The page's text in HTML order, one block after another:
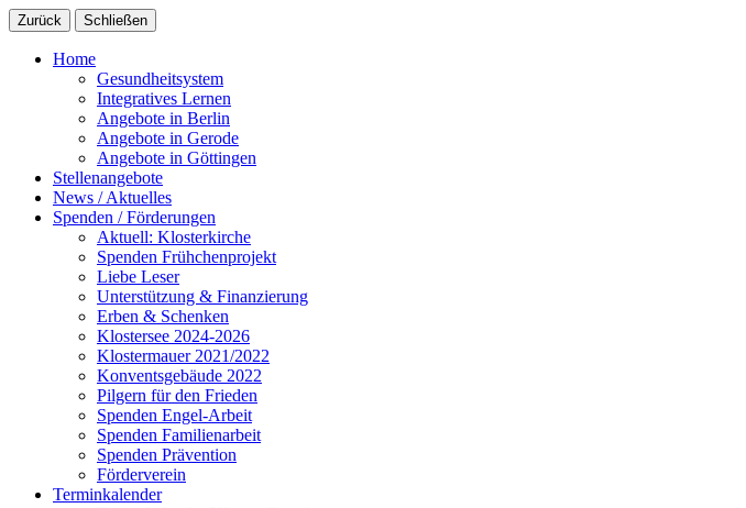
Zurück Schließen
Home
Gesundheitsystem
Integratives Lernen
Angebote in Berlin
Angebote in Gerode
Angebote in Göttingen
Stellenangebote
News / Aktuelles
Spenden / Förderungen
Aktuell: Klosterkirche
Spenden Frühchenprojekt
Liebe Leser
Unterstützung & Finanzierung
Erben & Schenken
Klostersee 2024-2026
Klostermauer 2021/2022
Konventsgebäude 2022
Pilgern für den Frieden
Spenden Engel-Arbeit
Spenden Familienarbeit
Spenden Prävention
Förderverein
Terminkalender